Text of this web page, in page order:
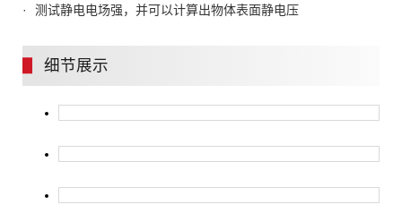
测试静电电场强，并可以计算出物体表面静电压
细节展示